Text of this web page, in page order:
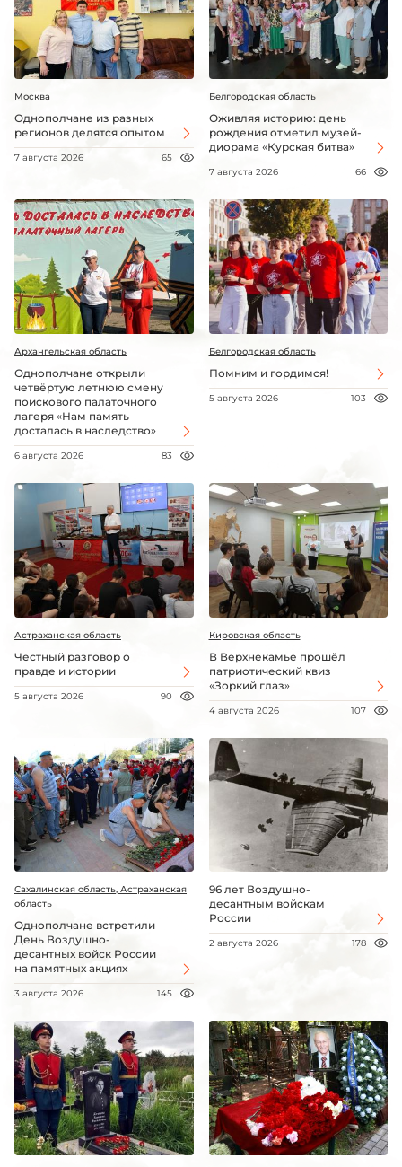
Москва
Однополчане из разных
регионов делятся опытом
7 августа 2026 65
Белгородская область
Оживляя историю: день
рождения отметил музей-
диорама «Курская битва»
7 августа 2026 66
Архангельская область
Однополчане открыли
четвёртую летнюю смену
поискового палаточного
лагеря «Нам память
досталась в наследство»
6 августа 2026 83
Белгородская область
Помним и гордимся!
5 августа 2026 103
Астраханская область
Честный разговор о
правде и истории
5 августа 2026 90
Кировская область
В Верхнекамье прошёл
патриотический квиз
«Зоркий глаз»
4 августа 2026 107
Сахалинская область, Астраханская
область
Однополчане встретили
День Воздушно-
десантных войск России
на памятных акциях
3 августа 2026 145
96 лет Воздушно-
десантным войскам
России
2 августа 2026 178